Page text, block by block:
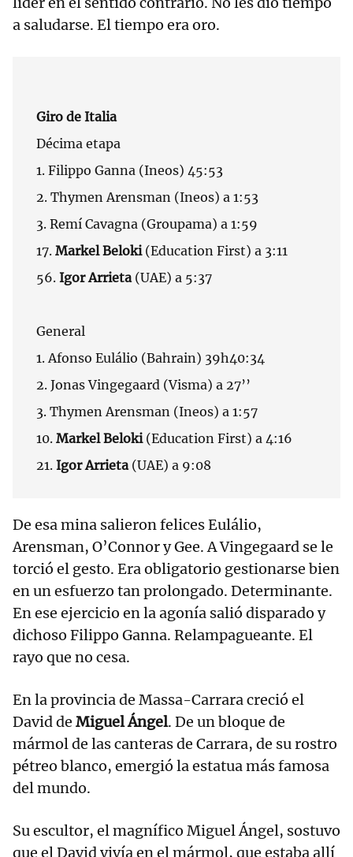
a saludarse. El tiempo era oro.
Giro de Italia
Décima etapa
1. Filippo Ganna (Ineos) 45:53
2. Thymen Arensman (Ineos) a 1:53
3. Remí Cavagna (Groupama) a 1:59
17. Markel Beloki (Education First) a 3:11
56. Igor Arrieta(UAE) a 5:37
General
1. Afonso Eulálio (Bahrain) 39h40:34
2. Jonas Vingegaard (Visma) a 27’’
3. Thymen Arensman (Ineos) a 1:57
10. Markel Beloki (Education First) a 4:16
21. Igor Arrieta(UAE) a 9:08
De esa mina salieron felices Eulálio,
Arensman, O’Connor y Gee. A Vingegaard se le
torció el gesto. Era obligatorio gestionarse bien
en un esfuerzo tan prolongado. Determinante.
En ese ejercicio en la agonía salió disparado y
dichoso Filippo Ganna. Relampagueante. El
rayo que no cesa.
En la provincia de Massa-Carrara creció el
David de Miguel Ángel. De un bloque de
mármol de las canteras de Carrara, de su rostro
pétreo blanco, emergió la estatua más famosa
del mundo.
Su escultor, el magnífico Miguel Ángel, sostuvo
que el David vivía en el mármol, que estaba allí